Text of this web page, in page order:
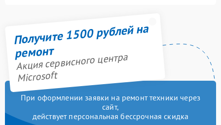
Получите 1500 рублей на
ремонт
Акция сервисного центра
Microsoft
При оформлении заявки на ремонт техники через
сайт,
действует персональная бессрочная скидка